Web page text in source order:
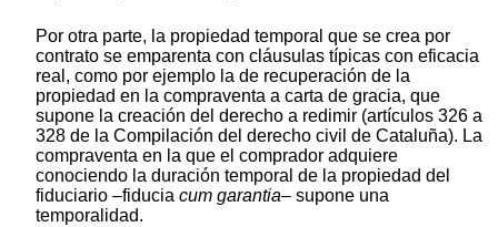
Por otra parte, la propiedad temporal que se crea por
contrato se emparenta con cláusulas típicas con eficacia
real, como por ejemplo la de recuperación de la
propiedad en la compraventa a carta de gracia, que
supone la creación del derecho a redimir (artículos 326 a
328 de la Compilación del derecho civil de Cataluña). La
compraventa en la que el comprador adquiere
conociendo la duración temporal de la propiedad del
fiduciario –fiducia cum garantia– supone una
temporalidad.